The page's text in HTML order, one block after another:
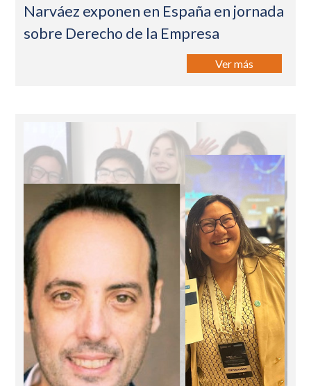
Narváez exponen en España en jornada
sobre Derecho de la Empresa
Ver más